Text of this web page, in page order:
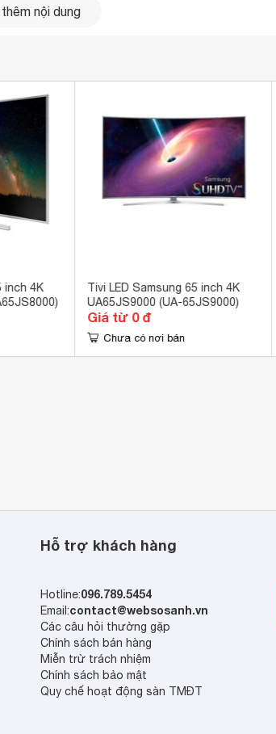
màn hình cong ấn tượng
nội dung
inch 4K
Tivi LED Samsung 65 inch 4K
UA65JS9000 (UA-65JS9000)
Giá từ 0 đ
Chưa có nơi bán
Hỗ trợ khách hàng
Hotline:096.789.5454
Email:contact@websosanh.vn
Các câu hỏi thường gặp
Chính sách bán hàng
Miễn trừ trách nhiệm
Chính sách bảo mật
Quy chế hoạt động sàn TMĐT